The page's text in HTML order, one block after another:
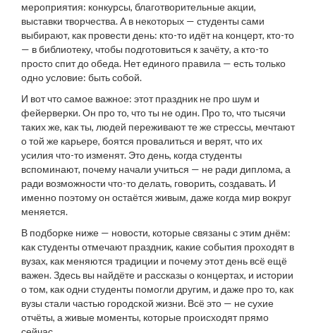
мероприятия: конкурсы, благотворительные акции,
выставки творчества. А в некоторых — студенты сами
выбирают, как провести день: кто-то идёт на концерт, кто-то
— в библиотеку, чтобы подготовиться к зачёту, а кто-то
просто спит до обеда. Нет единого правила — есть только
одно условие: быть собой.
И вот что самое важное: этот праздник не про шум и
фейерверки. Он про то, что ты не один. Про то, что тысячи
таких же, как ты, людей переживают те же стрессы, мечтают
о той же карьере, боятся провалиться и верят, что их
усилия что-то изменят. Это день, когда студенты
вспоминают, почему начали учиться — не ради диплома, а
ради возможности что-то делать, говорить, создавать. И
именно поэтому он остаётся живым, даже когда мир вокруг
меняется.
В подборке ниже — новости, которые связаны с этим днём:
как студенты отмечают праздник, какие события проходят в
вузах, как меняются традиции и почему этот день всё ещё
важен. Здесь вы найдёте и рассказы о концертах, и истории
о том, как одни студенты помогли другим, и даже про то, как
вузы стали частью городской жизни. Всё это — не сухие
отчёты, а живые моменты, которые происходят прямо